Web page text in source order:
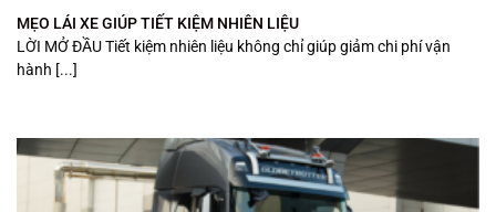
MẸO LÁI XE GIÚP TIẾT KIỆM NHIÊN LIỆU
LỜI MỞ ĐẦU Tiết kiệm nhiên liệu không chỉ giúp giảm chi phí vận
hành [...]